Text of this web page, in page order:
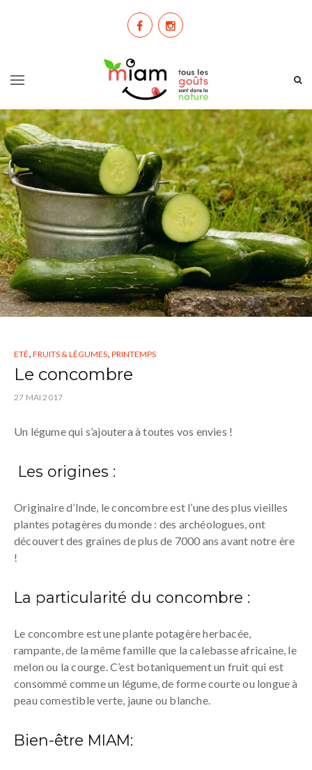
ETÉ, FRUITS & LÉGUMES, PRINTEMPS
Le concombre
27 MAI 2017
Un légume qui s’ajoutera à toutes vos envies !
Les origines :
Originaire d’Inde, le concombre est l’une des plus vieilles
plantes potagères du monde : des archéologues, ont
découvert des graines de plus de 7000 ans avant notre ère
!
La particularité du concombre :
Le concombre est une plante potagère herbacée,
rampante, de la même famille que la calebasse africaine, le
melon ou la courge. C’est botaniquement un fruit qui est
consommé comme un légume, de forme courte ou longue à
peau comestible verte, jaune ou blanche.
Bien-être MIAM: